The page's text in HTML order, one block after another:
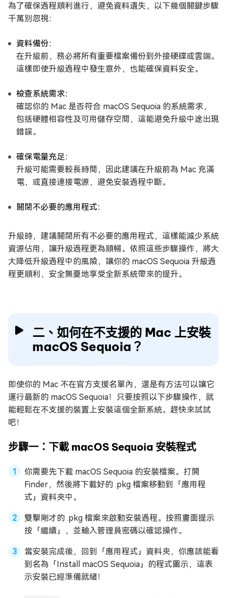
為了確保過程順利進行，避免資料遺失，以下幾個關鍵步驟
千萬別忽視：
資料備份：
在升級前，務必將所有重要檔案備份到外接硬碟或雲端。
這樣即使升級過程中發生意外，也能確保資料安全。
檢查系統需求：
確認你的 Mac 是否符合 macOS Sequoia 的系統需求，
包括硬體相容性及可用儲存空間，這能避免升級中途出現
錯誤。
確保電量充足：
升級可能需要較長時間，因此建議在升級前為 Mac 充滿
電，或直接連接電源，避免安裝過程中斷。
關閉不必要的應用程式：
升級時，建議關閉所有不必要的應用程式，這樣能減少系統
資源佔用，讓升級過程更為順暢。依照這些步驟操作，將大
大降低升級過程中的風險，讓你的 macOS Sequoia 升級過
程更順利，安全無憂地享受全新系統帶來的提升。
二、如何在不支援的 Mac 上安裝
macOS Sequoia？
即使你的 Mac 不在官方支援名單內，還是有方法可以讓它
運行最新的 macOS Sequoia！只要按照以下步驟操作，就
能輕鬆在不支援的裝置上安裝這個全新系統。趕快來試試
吧！
步驟一：下載 macOS Sequoia 安裝程式
你需要先下載 macOS Sequoia 的安裝檔案。打開
Finder，然後將下載好的 .pkg 檔案移動到「應用程
式」資料夾中。
雙擊剛才的 .pkg 檔案來啟動安裝過程。按照畫面提示
按「繼續」，並輸入管理員密碼以確認操作。
當安裝完成後，回到「應用程式」資料夾，你應該能看
到名為「Install macOS Sequoia」的程式圖示，這表
示安裝已經準備就緒！